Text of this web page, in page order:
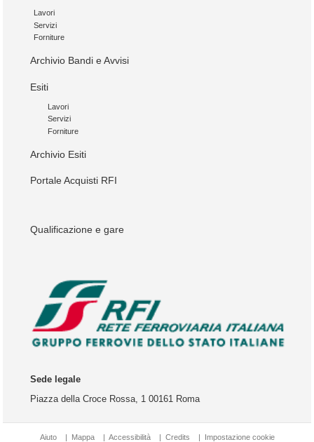
Lavori
Servizi
Forniture
Archivio Bandi e Avvisi
Esiti
Lavori
Servizi
Forniture
Archivio Esiti
Portale Acquisti RFI
Qualificazione e gare
Sede legale
Piazza della Croce Rossa, 1 00161 Roma
Aiuto Mappa Accessibilità Credits Impostazione cookie